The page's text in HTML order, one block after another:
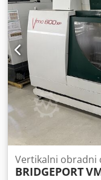
Vertikalni obradni
BRIDGEPORT